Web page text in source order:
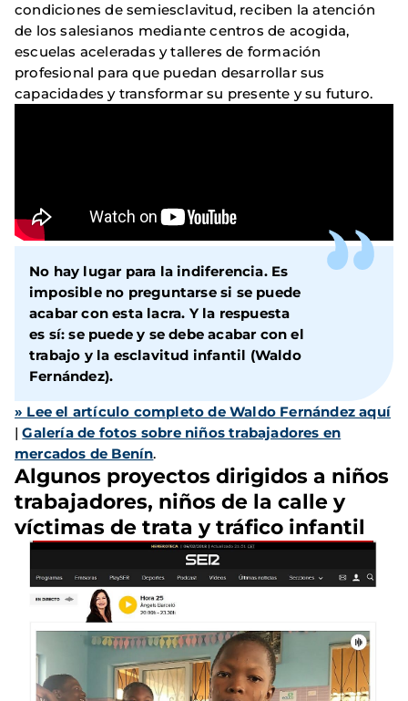
condiciones de semiesclavitud, reciben la atención
de los salesianos mediante centros de acogida,
escuelas aceleradas y talleres de formación
profesional para que puedan desarrollar sus
capacidades y transformar su presente y su futuro.
No hay lugar para la indiferencia. Es
imposible no preguntarse si se puede
acabar con esta lacra. Y la respuesta
es sí: se puede y se debe acabar con el
trabajo y la esclavitud infantil (Waldo
Fernández).
» Lee el artículo completo de Waldo Fernández aquí
|Galería de fotos sobre niños trabajadores en
mercados de Benín.
Algunos proyectos dirigidos a niños
trabajadores, niños de la calle y
víctimas de trata y tráfico infantil